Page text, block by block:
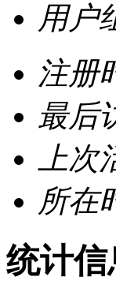
用户
注册
最后
上次
所在
统计信